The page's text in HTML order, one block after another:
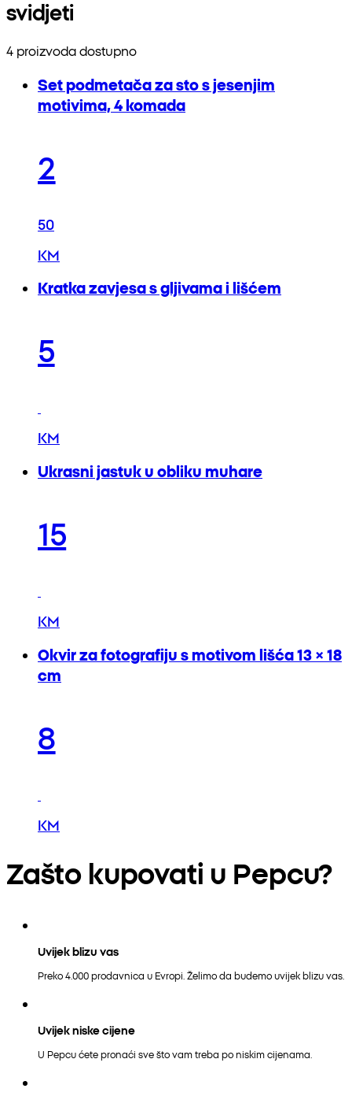
svidjeti
4 proizvoda dostupno
Set podmetača za sto s jesenjim
motivima, 4 komada
2
50
KM
Kratka zavjesa s gljivama i lišćem
5
KM
Ukrasni jastuk u obliku muhare
15
KM
Okvir za fotografiju s motivom lišća 13 × 18
cm
8
KM
Zašto kupovati u Pepcu?
Uvijek blizu vas
Preko 4.000 prodavnica u Evropi. Želimo da budemo uvijek blizu vas.
Uvijek niske cijene
U Pepcu ćete pronaći sve što vam treba po niskim cijenama.